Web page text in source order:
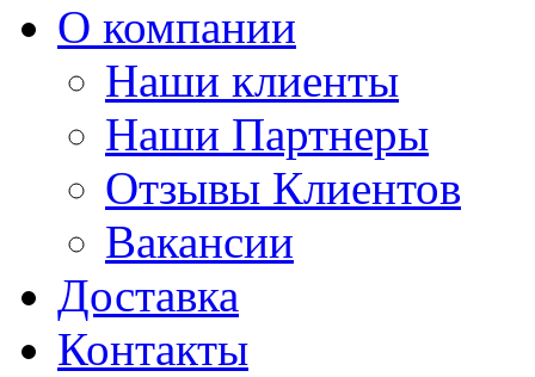
О компании
Наши клиенты
Наши Партнеры
Отзывы Клиентов
Вакансии
Доставка
Контакты